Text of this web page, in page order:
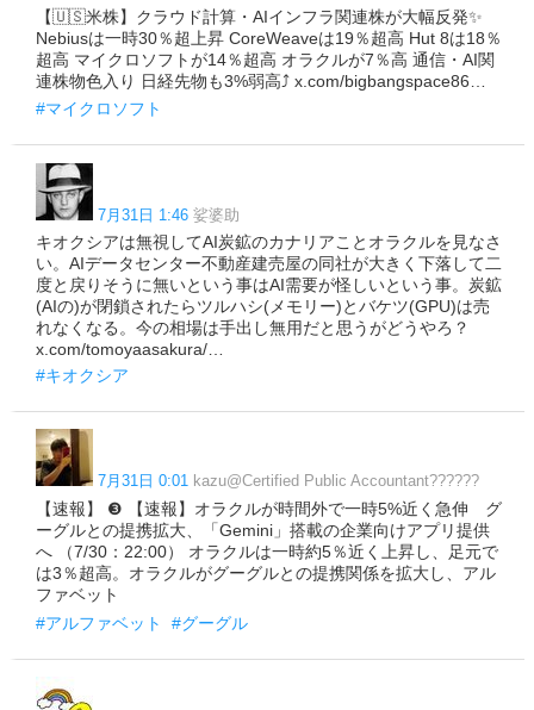
【🇺🇸米株】クラウド計算・AIインフラ関連株が大幅反発✨
Nebiusは一時30％超上昇 CoreWeaveは19％超高 Hut 8は18％
超高 マイクロソフトが14％超高 オラクルが7％高 通信・AI関
連株物色入り 日経先物も3%弱高⤴️ x.com/bigbangspace86…
#マイクロソフト
7月31日 1:46 娑婆助
キオクシアは無視してAI炭鉱のカナリアことオラクルを見なさ
い。AIデータセンター不動産建売屋の同社が大きく下落して二
度と戻りそうに無いという事はAI需要が怪しいという事。炭鉱
(AIの)が閉鎖されたらツルハシ(メモリー)とバケツ(GPU)は売
れなくなる。今の相場は手出し無用だと思うがどうやろ？
x.com/tomoyaasakura/…
#キオクシア
7月31日 0:01 kazu@Certified Public Accountant??????
【速報】 ❸ 【速報】オラクルが時間外で一時5%近く急伸 グ
ーグルとの提携拡大、「Gemini」搭載の企業向けアプリ提供
へ （7/30：22:00） オラクルは一時約5％近く上昇し、足元で
は3％超高。オラクルがグーグルとの提携関係を拡大し、アル
ファベット
#アルファベット
#グーグル